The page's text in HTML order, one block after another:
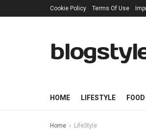
Cookie Policy Terms Of Use
HOME LIFESTYLE FOOD
Home LifeStyle